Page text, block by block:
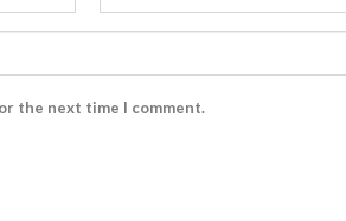
the next time I comment.